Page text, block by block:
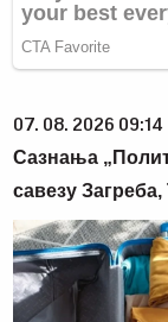
07. 08. 2026 09:14
Сазнања
савезу